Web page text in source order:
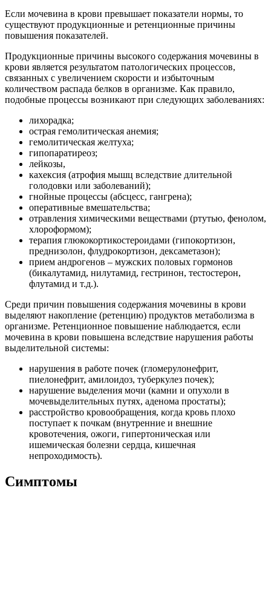
Если мочевина в крови превышает показатели нормы, то
существуют продукционные и ретенционные причины
повышения показателей.
Продукционные причины высокого содержания мочевины в
крови является результатом патологических процессов,
связанных с увеличением скорости и избыточным
количеством распада белков в организме. Как правило,
подобные процессы возникают при следующих заболеваниях:
лихорадка;
острая гемолитическая анемия;
гемолитическая желтуха;
гипопаратиреоз;
лейкозы,
кахексия (атрофия мышц вследствие длительной
голодовки или заболеваний);
гнойные процессы (абсцесс, гангрена);
оперативные вмешательства;
отравления химическими веществами (ртутью, фенолом,
хлороформом);
терапия глюкокортикостероидами (гипокортизон,
преднизолон, флудрокортизон, дексаметазон);
прием андрогенов – мужских половых гормонов
(бикалутамид, нилутамид, гестринон, тестостерон,
флутамид и т.д.).
Среди причин повышения содержания мочевины в крови
выделяют накопление (ретенцию) продуктов метаболизма в
организме. Ретенционное повышение наблюдается, если
мочевина в крови повышена вследствие нарушения работы
выделительной системы:
нарушения в работе почек (гломерулонефрит,
пиелонефрит, амилоидоз, туберкулез почек);
нарушение выделения мочи (камни и опухоли в
мочевыделительных путях, аденома простаты);
расстройство кровообращения, когда кровь плохо
поступает к почкам (внутренние и внешние
кровотечения, ожоги, гипертоническая или
ишемическая болезни сердца, кишечная
непроходимость).
Симптомы